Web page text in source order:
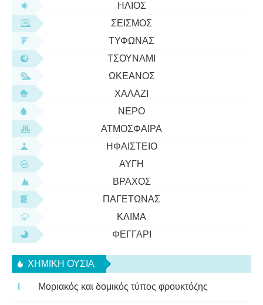
ΉΛΙΟΣ
ΣΕΙΣΜΌΣ
ΤΥΦΏΝΑΣ
ΤΣΟΥΝΆΜΙ
ΩΚΕΑΝΌΣ
ΧΑΛΆΖΙ
ΝΕΡΌ
ΑΤΜΌΣΦΑΙΡΑ
ΗΦΑΊΣΤΕΙΟ
ΑΥΓΉ
ΒΡΆΧΟΣ
ΠΑΓΕΤΏΝΑΣ
ΚΛΊΜΑ
ΦΕΓΓΆΡΙ
ΧΗΜΙΚΉ ΟΥΣΊΑ
Μοριακός και δομικός τύπος φρουκτόζης